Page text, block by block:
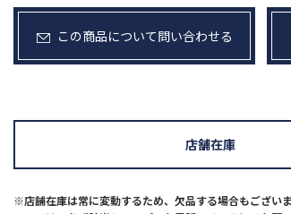
この商品について問い合わせる
※店舗在庫は常に変動するため、欠品する場合もござい
店舗在庫